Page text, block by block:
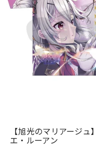
【旭光のマリアージ
エ・ルーアン